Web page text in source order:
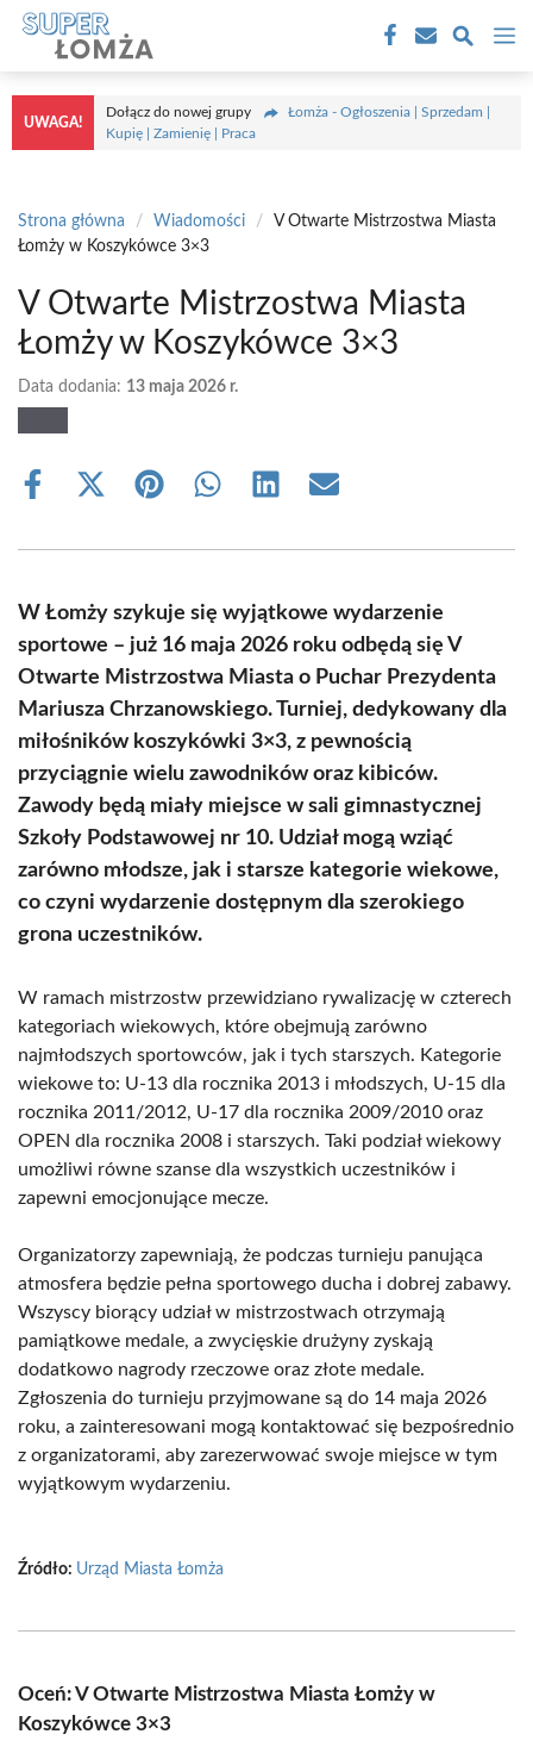
Przejdź
treści
UWAGA!
Dołącz do nowej grupy
Łomża - Ogłoszenia | Sprzedam |
Kupię | Zamienię | Praca
Strona główna / Wiadomości /
V Otwarte Mistrzostwa Miasta
Łomży w Koszykówce 3×3
V Otwarte Mistrzostwa Miasta
Łomży w Koszykówce 3×3
Data dodania: 13 maja 2026 r.
Share
Share
(Twitter)
Share Share Share Share
W Łomży szykuje się wyjątkowe wydarzenie
sportowe – już 16 maja 2026 roku odbędą się V
Otwarte Mistrzostwa Miasta o Puchar Prezydenta
Mariusza Chrzanowskiego. Turniej, dedykowany dla
miłośników koszykówki 3×3, z pewnością
przyciągnie wielu zawodników oraz kibiców.
Zawody będą miały miejsce w sali gimnastycznej
Szkoły Podstawowej nr 10. Udział mogą wziąć
zarówno młodsze, jak i starsze kategorie wiekowe,
co czyni wydarzenie dostępnym dla szerokiego
grona uczestników.
W ramach mistrzostw przewidziano rywalizację w czterech
kategoriach wiekowych, które obejmują zarówno
najmłodszych sportowców, jak i tych starszych. Kategorie
wiekowe to: U-13 dla rocznika 2013 i młodszych, U-15 dla
rocznika 2011/2012, U-17 dla rocznika 2009/2010 oraz
OPEN dla rocznika 2008 i starszych. Taki podział wiekowy
umożliwi równe szanse dla wszystkich uczestników i
zapewni emocjonujące mecze.
Organizatorzy zapewniają, że podczas turnieju panująca
atmosfera będzie pełna sportowego ducha i dobrej zabawy.
Wszyscy biorący udział w mistrzostwach otrzymają
pamiątkowe medale, a zwycięskie drużyny zyskają
dodatkowo nagrody rzeczowe oraz złote medale.
Zgłoszenia do turnieju przyjmowane są do 14 maja 2026
roku, a zainteresowani mogą kontaktować się bezpośrednio
z organizatorami, aby zarezerwować swoje miejsce w tym
wyjątkowym wydarzeniu.
Źródło: Urząd Miasta Łomża
Oceń: V Otwarte Mistrzostwa Miasta Łomży w
Koszykówce 3×3